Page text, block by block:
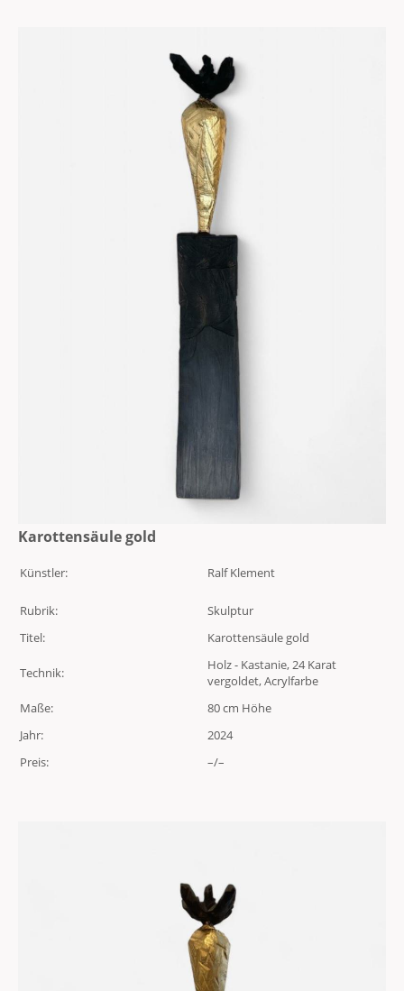
Karottensäule gold
Künstler: Ralf Klement
Rubrik:
Skulptur
Titel:
Karottensäule gold
Technik:
Holz - Kastanie, 24 Karat
vergoldet, Acrylfarbe
Maße:
80 cm Höhe
Jahr:
2024
Preis:
–/–